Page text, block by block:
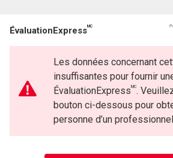
ÉvaluationExpressMC
Les données concernant
insuffisantes pour fournir
ÉvaluationExpressMC.
bouton ci-dessous pour
personne d’un